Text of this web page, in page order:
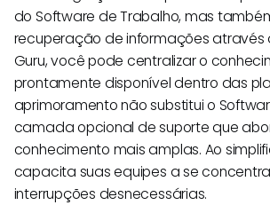
do Software de Trabalho, mas
recuperação de informações através
Guru, você pode centralizar o
prontamente disponível dentro das
aprimoramento não substitui o
camada opcional de suporte que
conhecimento mais amplas. Ao
capacita suas equipes a se
interrupções desnecessárias.